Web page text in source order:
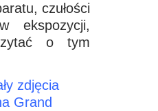
czułości
ekspozycji,
o tym
zdjęcia
Grand